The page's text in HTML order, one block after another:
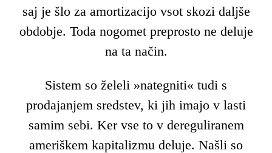
saj je šlo za amortizacijo vsot skozi daljše
obdobje. Toda nogomet preprosto ne deluje
na ta način.
Sistem so želeli »nategniti« tudi s
prodajanjem sredstev, ki jih imajo v lasti
samim sebi. Ker vse to v dereguliranem
ameriškem kapitalizmu deluje. Našli so